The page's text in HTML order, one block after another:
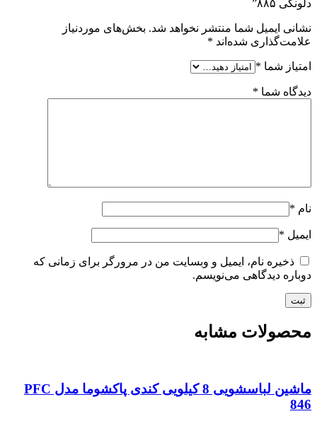
دلونگی ۸۸۵”
نشانی ایمیل شما منتشر نخواهد شد. بخش‌های موردنیاز
علامت‌گذاری شده‌اند *
امتیاز شما *
دیدگاه شما *
نام *
ایمیل *
ذخیره نام، ایمیل و وبسایت من در مرورگر برای زمانی که
دوباره دیدگاهی می‌نویسم.
محصولات مشابه
ماشین لباسشویی 8 کیلویی کندی پاکشوما مدل PFC
846